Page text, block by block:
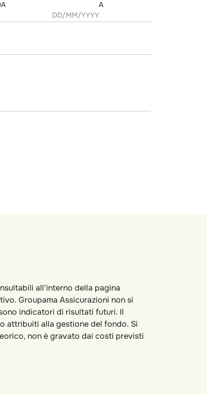
A
all'interno della pagina
Groupama Assicurazioni non si
indicatori di risultati futuri. Il
attribuiti alla gestione del fondo. Si
non è gravato dai costi previsti